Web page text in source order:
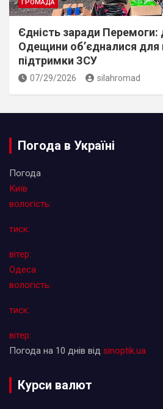
ГРОМАДА
Єдність заради Перемоги:
Одещини об’єдналися для
підтримки ЗСУ
07/29/2026 silahromad
Погода в Україні
Погода
Київ
вологість:
тиск:
вітер:
Одеса
вологість:
тиск:
вітер:
Погода на 10 днів від sinoptik.ua
Курси валют